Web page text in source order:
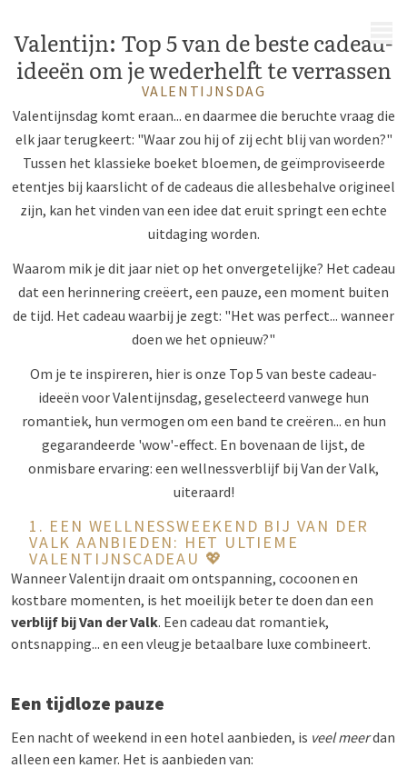
Valentijn: Top 5 van de beste cadeau-
ideeën om je wederhelft te verrassen
VALENTIJNSDAG
Valentijnsdag komt eraan... en daarmee die beruchte vraag die
elk jaar terugkeert: "Waar zou hij of zij echt blij van worden?"
Tussen het klassieke boeket bloemen, de geïmproviseerde
etentjes bij kaarslicht of de cadeaus die allesbehalve origineel
zijn, kan het vinden van een idee dat eruit springt een echte
uitdaging worden.
Waarom mik je dit jaar niet op het onvergetelijke? Het cadeau
dat een herinnering creëert, een pauze, een moment buiten
de tijd. Het cadeau waarbij je zegt: "Het was perfect... wanneer
doen we het opnieuw?"
Om je te inspireren, hier is onze Top 5 van beste cadeau-
ideeën voor Valentijnsdag, geselecteerd vanwege hun
romantiek, hun vermogen om een band te creëren... en hun
gegarandeerde 'wow'-effect. En bovenaan de lijst, de
onmisbare ervaring: een wellnessverblijf bij Van der Valk,
uiteraard!
1. EEN WELLNESSWEEKEND BIJ VAN DER
VALK AANBIEDEN: HET ULTIEME
VALENTIJNSCADEAU 💖
Wanneer Valentijn draait om ontspanning, cocoonen en
kostbare momenten, is het moeilijk beter te doen dan een
verblijf bij Van der Valk. Een cadeau dat romantiek,
ontsnapping... en een vleugje betaalbare luxe combineert.
Een tijdloze pauze
Een nacht of weekend in een hotel aanbieden, is veel meerdan
alleen een kamer. Het is aanbieden van: